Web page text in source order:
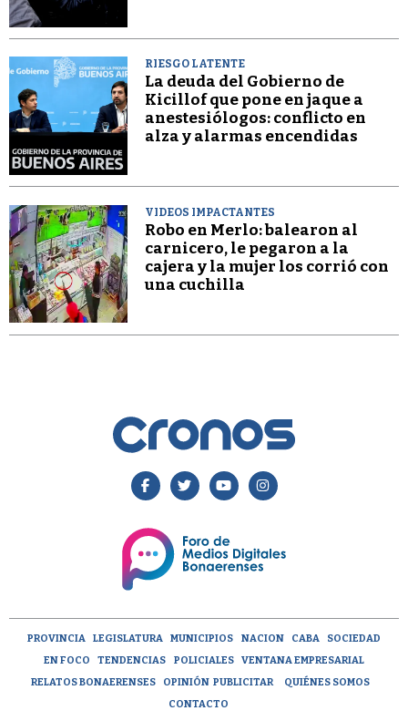
RIESGO LATENTE
La deuda del Gobierno de
Kicillof que pone en jaque a
anestesiólogos: conflicto en
alza y alarmas encendidas
VIDEOS IMPACTANTES
Robo en Merlo: balearon al
carnicero, le pegaron a la
cajera y la mujer los corrió con
una cuchilla
PROVINCIA LEGISLATURA MUNICIPIOS NACION CABA
SOCIEDAD
EN FOCO
TENDENCIAS POLICIALES
VENTANA EMPRESARIAL
RELATOS BONAERENSES
OPINIÓN PUBLICITAR
QUIÉNES SOMOS
CONTACTO